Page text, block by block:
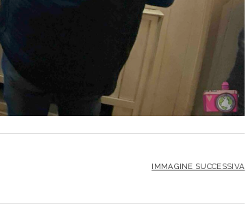
IMMAGINE SUCCESSIVA